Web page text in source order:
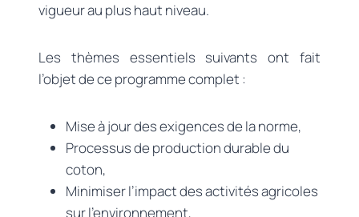
vigueur au plus haut niveau.
Les thèmes essentiels suivants ont fait
l’objet de ce programme complet :
Mise à jour des exigences de la norme,
Processus de production durable du
coton,
Minimiser l’impact des activités agricoles
sur l’environnement,